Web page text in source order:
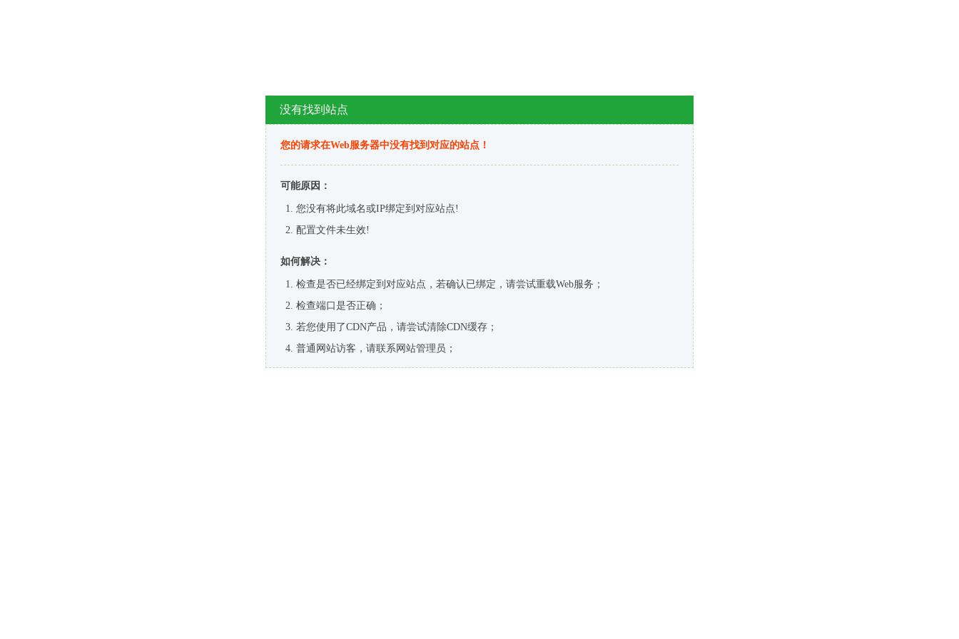
没有找到站点
您的请求在Web服务器中没有找到对应的站点！
可能原因：
您没有将此域名或IP绑定到对应站点!
配置文件未生效!
如何解决：
检查是否已经绑定到对应站点，若确认已绑定，请尝试重载Web服务；
检查端口是否正确；
若您使用了CDN产品，请尝试清除CDN缓存；
普通网站访客，请联系网站管理员；